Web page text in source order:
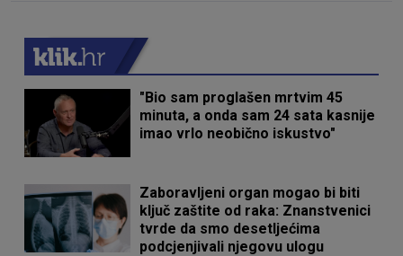
"Bio sam proglašen mrtvim 45
minuta, a onda sam 24 sata kasnije
imao vrlo neobično iskustvo"
Zaboravljeni organ mogao bi biti
ključ zaštite od raka: Znanstvenici
tvrde da smo desetljećima
podcjenjivali njegovu ulogu